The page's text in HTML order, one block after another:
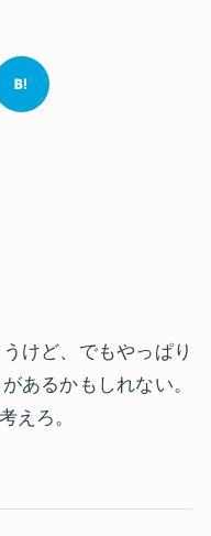
けど、でもやっぱり
あるかもしれない。
えろ。